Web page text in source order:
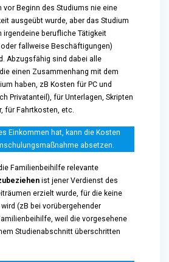
vor Beginn des Studiums nie eine
ausgeübt wurde, aber das Studium
irgendeine berufliche Tätigkeit
fallweise Beschäftigungen)
Abzugsfähig sind dabei alle
einen Zusammenhang mit dem
haben, zB Kosten für PC und
Privatanteil), für Unterlagen, Skripten
für Fahrtkosten, etc.
Einkommen hat, kann die Kosten
absetzen.
Familienbeihilfe relevante
ist jener Verdienst des
erzielt wurde, für die keine
(zB bei vorübergehender
weil die vorgesehene
Studienabschnitt überschritten